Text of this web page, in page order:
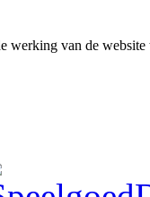
werking van de